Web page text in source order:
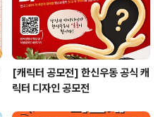
[캐릭터 공모전] 한신우동 공식 캐
릭터 디자인 공모전